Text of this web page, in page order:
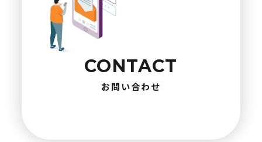
CONTACT
お問い合わせ